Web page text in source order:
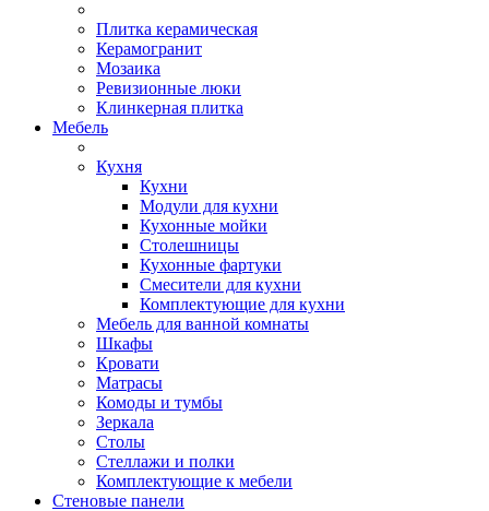
Плитка керамическая
Керамогранит
Мозаика
Ревизионные люки
Клинкерная плитка
Мебель
Кухня
Кухни
Модули для кухни
Кухонные мойки
Столешницы
Кухонные фартуки
Смесители для кухни
Комплектующие для кухни
Мебель для ванной комнаты
Шкафы
Кровати
Матрасы
Комоды и тумбы
Зеркала
Столы
Стеллажи и полки
Комплектующие к мебели
Стеновые панели